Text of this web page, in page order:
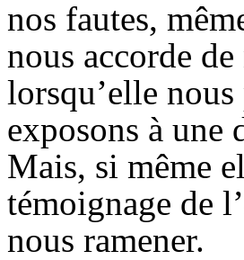
nos fautes,
nous accorde
lorsqu’elle
exposons à une
Mais, si même
témoignage de
nous ramener.